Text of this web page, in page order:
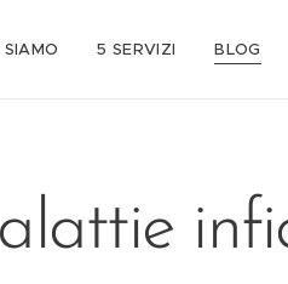
SIAMO 5 SERVIZI BLOG